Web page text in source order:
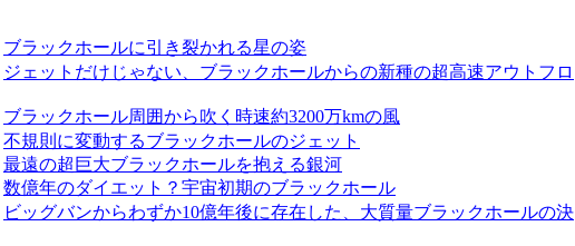
ブラックホールに引き裂かれる星の姿
ジェットだけじゃない、ブラックホールからの新種の超高速アウトフロ
ブラックホール周囲から吹く時速約3200万kmの風
不規則に変動するブラックホールのジェット
最遠の超巨大ブラックホールを抱える銀河
数億年のダイエット？宇宙初期のブラックホール
ビッグバンからわずか10億年後に存在した、大質量ブラックホールの決